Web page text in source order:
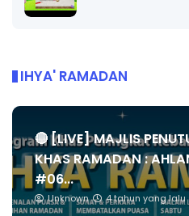
IHYA' RAMADAN
🔴 [LIVE] MAJLIS
KHAS RAMADAN :
#06...
Unknown 4 tahun yang lalu